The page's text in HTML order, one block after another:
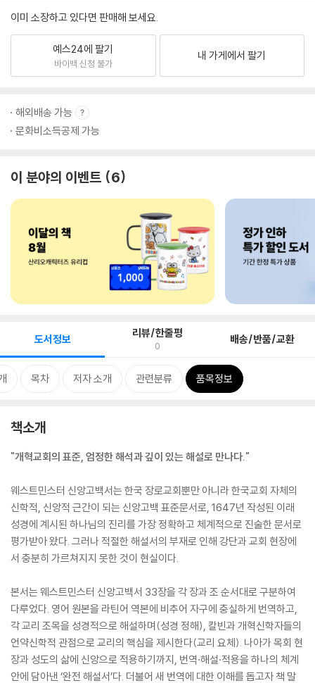
이미 소장하고 있다면 판매해 보세요.
예스24에 팔기
바이백 신청 불가
내 가게에서 팔기
해외배송 가능
문화비소득공제 가능
이 분야의 이벤트 6
도서정보 리뷰/한줄평
0 배송/반품/교환
목차 저자 소개 관련분류 품목정보
책소개
"개혁교회의 표준, 엄정한 해석과 깊이 있는 해설로 만나다."
웨스트민스터 신앙고백서는 한국 장로교회뿐만 아니라 한국교회 자체의
신학적, 신앙적 근간이 되는 신앙고백 표준문서로, 1647년 작성된 이래
성경에 계시된 하나님의 진리를 가장 정확하고 체계적으로 진술한 문서로
평가받아 왔다. 그러나 적절한 해설서의 부재로 인해 강단과 교회 현장에
서 충분히 가르쳐지지 못한 것이 현실이다.
본서는 웨스트민스터 신앙고백서 33장을 각 장과 조 순서대로 구분하여
다루었다. 영어 원본을 라틴어 역본에 비추어 자구에 충실하게 번역하고,
각 교리 조목을 성경적으로 해설하며(성경 정해), 칼빈과 개혁신학자들의
언약신학적 관점으로 교리의 핵심을 제시한다(교리 요체). 나아가 목회 현
장과 성도의 삶에 신앙으로 적용하기까지, 번역·해설·적용을 하나의 체계
안에 담아낸 ‘완전 해설서’다. 더불어 새 번역에 대한 이해를 돕고자 책 말